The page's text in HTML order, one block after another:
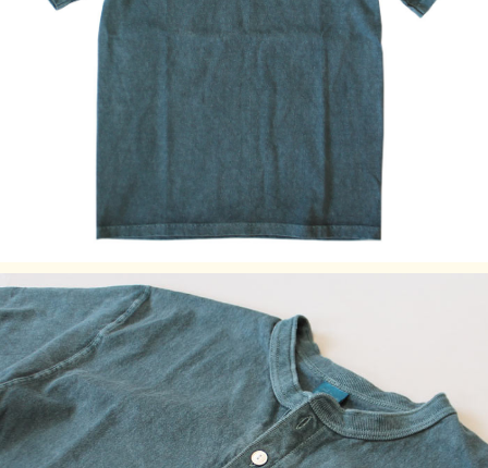
60 21
・サイズはアメリカサイズではなく、日本サイズです。
・身長の目安は日本規格(ＪＩＳ規格)によるものです。
・実際のサイズと若干の誤差が生じる場合がございます。
・洗濯により若干の縮みがございます。
素材:100% Cotton / 5.5 oz Jersey
P- = Pigment Dye（顔料染め）製品染め（顔料染め）
品でのお洗濯をおすすめ致します。
ご注意事項
製品染め後に、洗濯、乾燥済みのため、最も縮んでいる状態
です。着用していくうちに詰まっている編み目が緩み、身体
に馴染んでいきます。
※製品染め商品の特性上、一点一点染め上がりのお色やサイ
ズに若干の誤差がございますので予めご了承ください。ま
た、独特のユーズド感のある表情、多少のゆがみや擦れ、縫
い目部分のしわ、編み地の筋やムラなどは製品の特徴です。
素材の持つ不均一感やラフ感をお楽しみください。